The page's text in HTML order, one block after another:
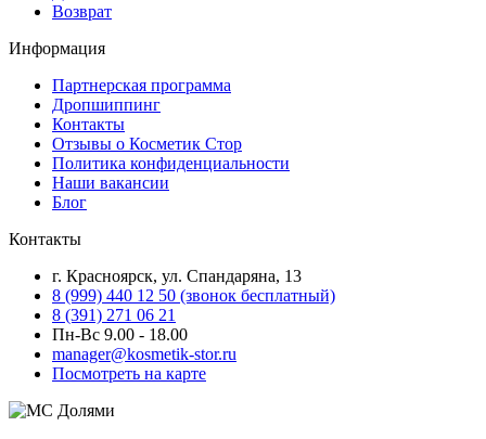
Возврат
Информация
Партнерская программа
Дропшиппинг
Контакты
Отзывы о Косметик Стор
Политика конфиденциальности
Наши вакансии
Блог
Контакты
г. Красноярск, ул. Спандаряна, 13
8 (999) 440 12 50 (звонок бесплатный)
8 (391) 271 06 21
Пн-Вс 9.00 - 18.00
manager@kosmetik-stor.ru
Посмотреть на карте